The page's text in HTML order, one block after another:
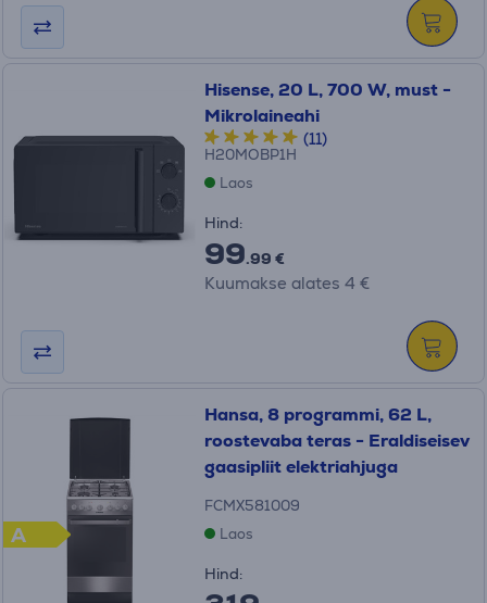
Hisense, 20 L, 700 W, must -
Mikrolaineahi
(11)
H20MOBP1H
Laos
Hind:
99.99 €
Kuumakse alates 4 €
A
Hansa, 8 programmi, 62 L,
roostevaba teras - Eraldiseisev
gaasipliit elektriahjuga
FCMX581009
Laos
Hind: